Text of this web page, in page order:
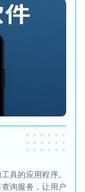
具的应用程序。
询服务，让用户